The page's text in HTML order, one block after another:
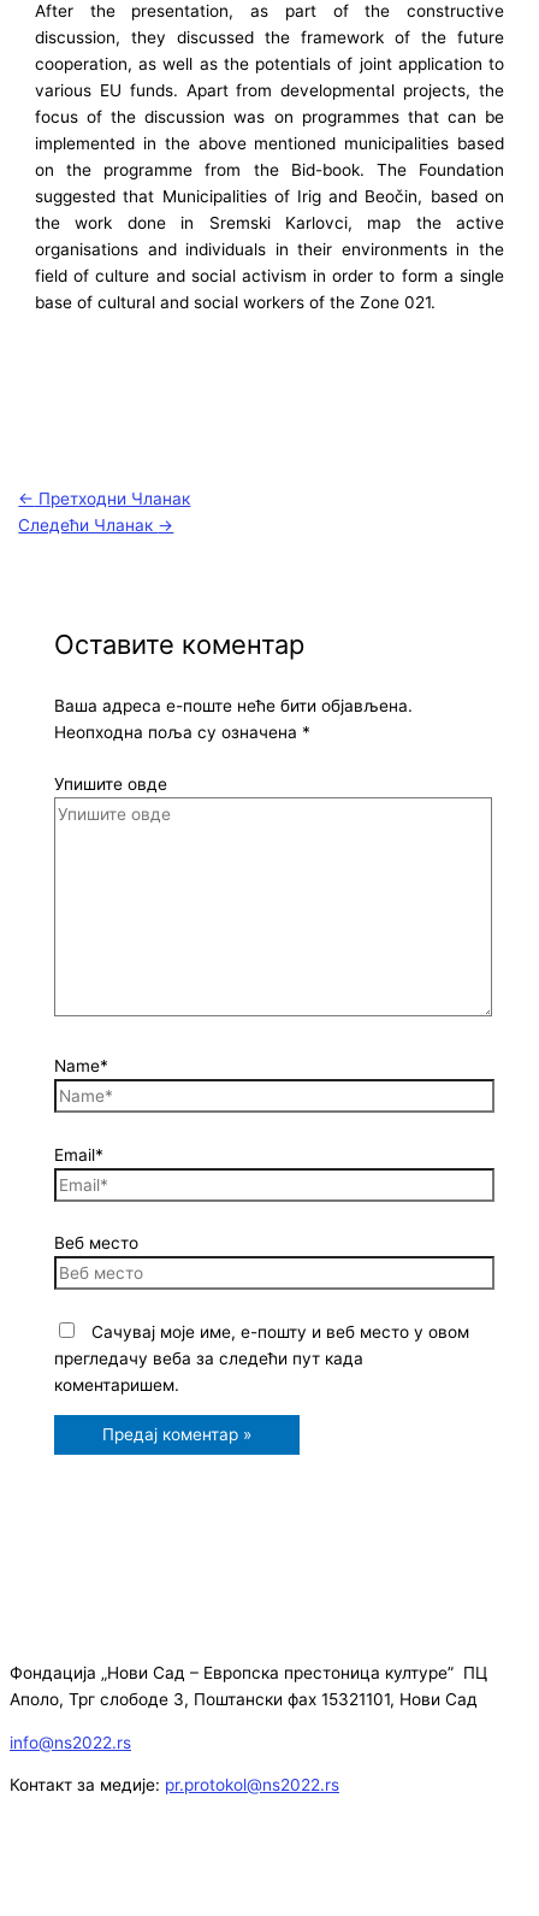
After the presentation, as part of the constructive
discussion, they discussed the framework of the future
cooperation, as well as the potentials of joint application to
various EU funds. Apart from developmental projects, the
focus of the discussion was on programmes that can be
implemented in the above mentioned municipalities based
on the programme from the Bid-book. The Foundation
suggested that Municipalities of Irig and Beočin, based on
the work done in Sremski Karlovci, map the active
organisations and individuals in their environments in the
field of culture and social activism in order to form a single
base of cultural and social workers of the Zone 021.
← Претходни Чланак
Следећи Чланак →
Оставите коментар
Ваша адреса е-поште неће бити објављена.
Неопходна поља су означена *
Упишите овде
Name*
Email*
Веб место
Сачувај моје име, е-пошту и веб место у овом
прегледачу веба за следећи пут када
коментаришем.
Фондација „Нови Сад – Европска престоница културе” ПЦ
Аполо, Трг слободе 3, Поштански фах 15321101, Нови Сад
info@ns2022.rs
Контакт за медије: pr.protokol@ns2022.rs